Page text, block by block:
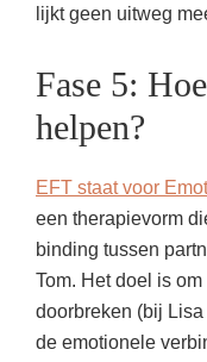
lijkt geen uitweg
Fase 5:
helpen?
EFT staat voor
een therapievorm
binding tussen
Tom. Het doel is
doorbreken (bij
de emotionele